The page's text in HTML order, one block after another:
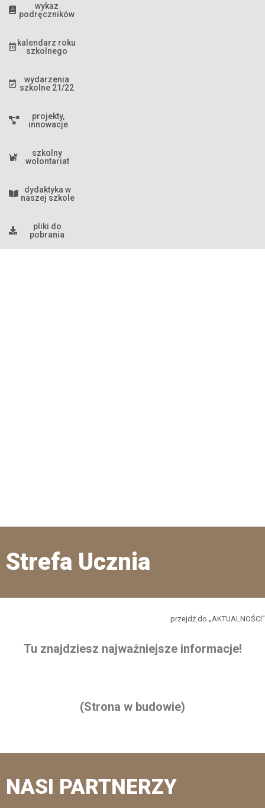
wykaz
podręczników
kalendarz roku
szkolnego
wydarzenia
szkolne 21/22
projekty,
innowacje
szkolny
wolontariat
dydaktyka w
naszej szkole
pliki do
pobrania
Strefa Ucznia
przejdź do „AKTUALNOŚCI”
Tu znajdziesz najważniejsze informacje!
(Strona w budowie)
NASI PARTNERZY